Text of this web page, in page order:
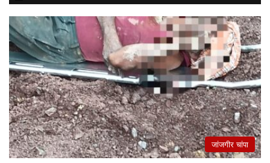
जांजगीर चांपा